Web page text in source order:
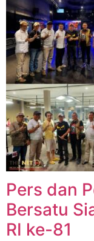
Pers dan
Bersatu
RI ke-81